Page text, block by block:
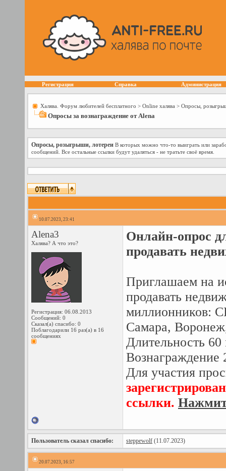
Регистрация Справка Администрация
Халява. Форум любителей бесплатного > Online халява > Опросы,
Опросы за вознаграждение от Alena
Опросы, розыгрыши, лотереи В которых можно что-то выиграть или
сообщений. Все остальные ссылки будут удаляться - не тратьте своё время.
10.07.2023, 23:41
Alena3
Халява? А что это?
Регистрация: 06.08.2013
Сообщений: 0
Сказал(а) спасибо: 0
Поблагодарили 16 раз(а) в 16
сообщениях
Онлайн-опрос
продавать
Приглашаем на
продавать
миллионников:
Самара,
Длительность
Вознаграждение
Для участия
ссылки.
Пользователь сказал cпасибо: steppewolf (11.07.2023)
20.07.2023, 16:57